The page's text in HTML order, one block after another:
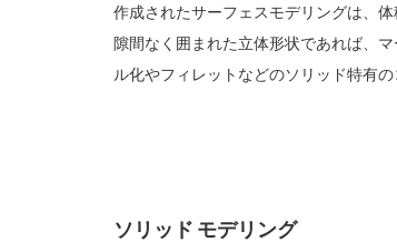
作成されたサーフェスモデリングは、
隙間なく囲まれた立体形状であれば、
ル化やフィレットなどのソリッド特有
ソリッド モデリング